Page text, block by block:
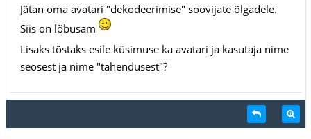
Jätan oma avatari "dekodeerimise" soovijate õlgadele.
Siis on lõbusam
Lisaks tõstaks esile küsimuse ka avatari ja kasutaja nime
seosest ja nime "tähendusest"?